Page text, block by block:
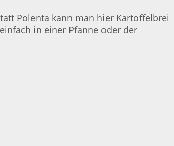
Polenta kann man hier Kartoffelbrei
in einer Pfanne oder der